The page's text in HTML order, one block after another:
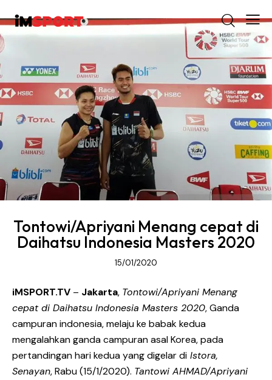
Tontowi/Apriyani Menang cepat di
Daihatsu Indonesia Masters 2020
15/01/2020
iMSPORT.TV – Jakarta, Tontowi/Apriyani Menang
cepat di Daihatsu Indonesia Masters 2020, Ganda
campuran indonesia, melaju ke babak kedua
mengalahkan ganda campuran asal Korea, pada
pertandingan hari kedua yang digelar di Istora,
Senayan, Rabu (15/1/2020). Tantowi AHMAD/Apriyani